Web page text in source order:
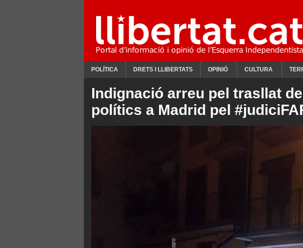
POLÍTICA DRETS I LLIBERTATS OPINIÓ CULTURA
Indignació arreu pel trasllat
polítics a Madrid pel